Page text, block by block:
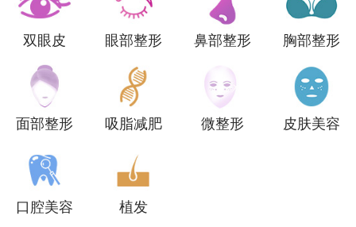
双眼皮 眼部整形 鼻部整形 胸部整形
面部整形 吸脂减肥 微整形 皮肤美容
口腔美容 植发